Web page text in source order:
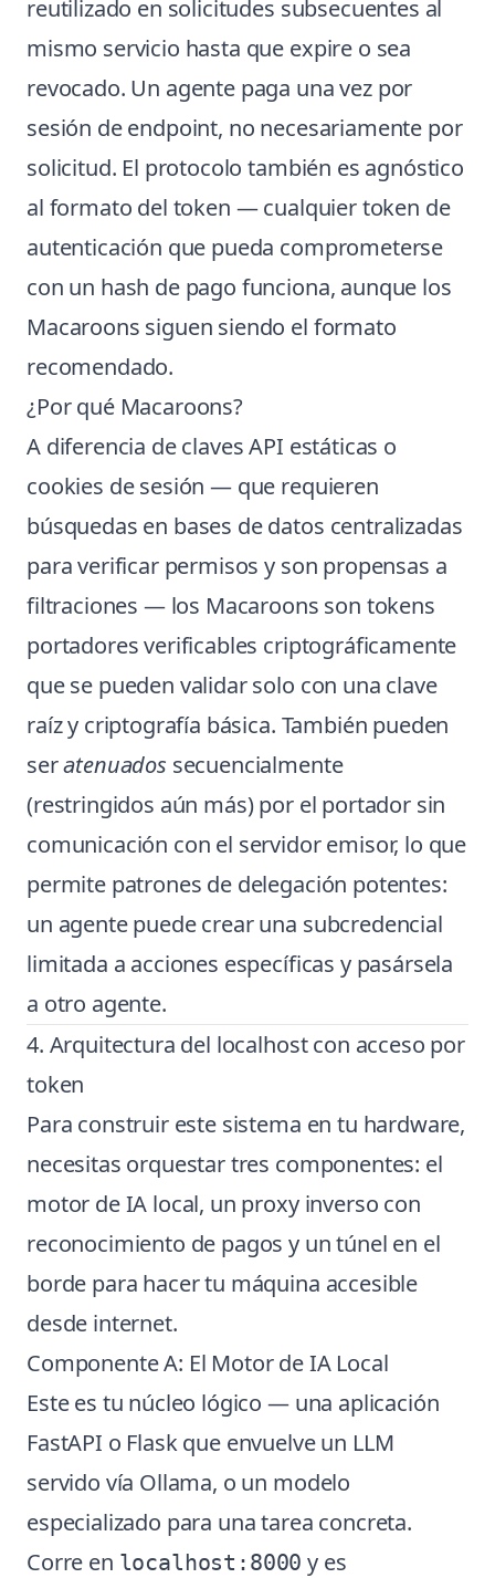
reutilizado en solicitudes subsecuentes al
mismo servicio hasta que expire o sea
revocado. Un agente paga una vez por
sesión de endpoint, no necesariamente por
solicitud. El protocolo también es agnóstico
al formato del token — cualquier token de
autenticación que pueda comprometerse
con un hash de pago funciona, aunque los
Macaroons siguen siendo el formato
recomendado.
¿Por qué Macaroons?
A diferencia de claves API estáticas o
cookies de sesión — que requieren
búsquedas en bases de datos centralizadas
para verificar permisos y son propensas a
filtraciones — los Macaroons son tokens
portadores verificables criptográficamente
que se pueden validar solo con una clave
raíz y criptografía básica. También pueden
seratenuados secuencialmente
(restringidos aún más) por el portador sin
comunicación con el servidor emisor, lo que
permite patrones de delegación potentes:
un agente puede crear una subcredencial
limitada a acciones específicas y pasársela
a otro agente.
4. Arquitectura del localhost con acceso por
token
Para construir este sistema en tu hardware,
necesitas orquestar tres componentes: el
motor de IA local, un proxy inverso con
reconocimiento de pagos y un túnel en el
borde para hacer tu máquina accesible
desde internet.
Componente A: El Motor de IA Local
Este es tu núcleo lógico — una aplicación
FastAPI o Flask que envuelve un LLM
servido vía Ollama, o un modelo
especializado para una tarea concreta.
Corre en localhost:8000 y es